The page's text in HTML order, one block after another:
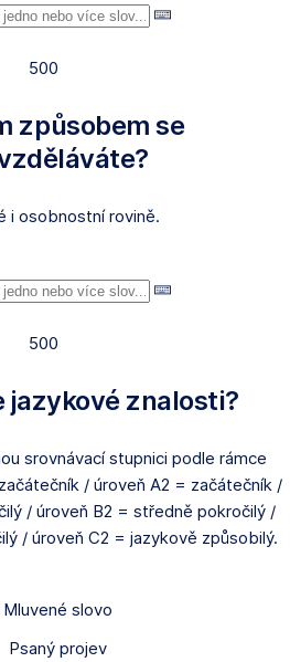
500
způsobem se
i osobnostní rovině.
500
jazykové znalosti?
srovnávací stupnici podle rámce
/ úroveň A2 = začátečník /
/ úroveň B2 = středně pokročilý /
/ úroveň C2 = jazykově způsobilý.
Mluvené slovo
Psaný projev